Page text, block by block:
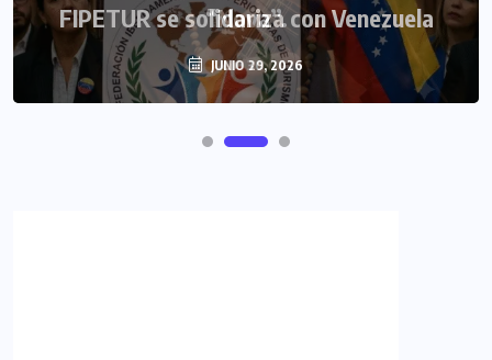
FIPETUR se solidariza con Venezuela
JUNIO 29, 2026